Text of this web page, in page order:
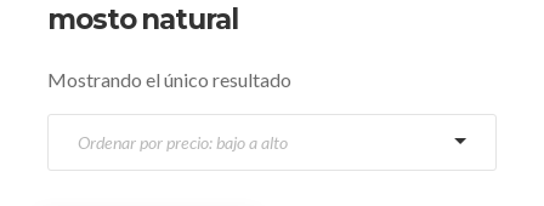
mosto natural
Mostrando el único resultado